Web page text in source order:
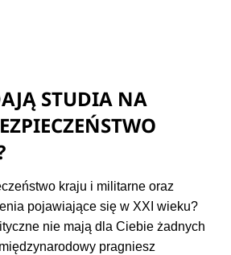
STUDIA NA
kraju i militarne oraz
pojawiające się w XXI wieku?
nie mają dla Ciebie żadnych
pragniesz